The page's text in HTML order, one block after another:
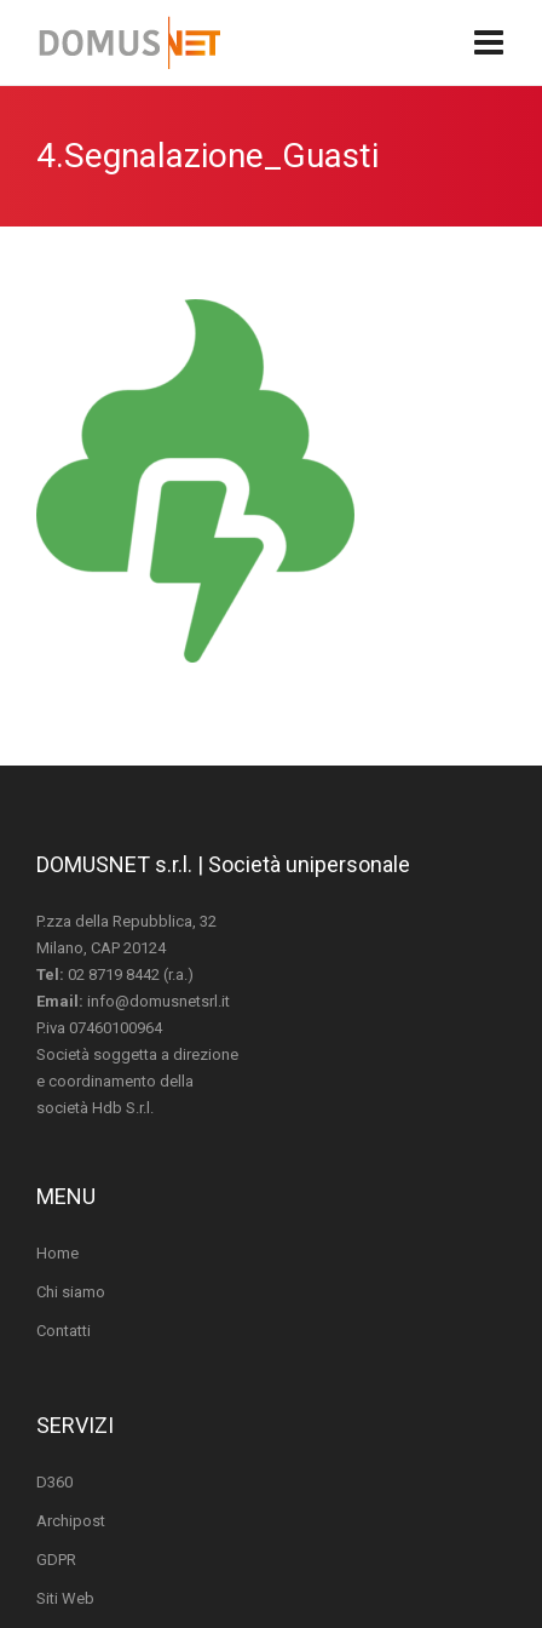
4.Segnalazione_Guasti
DOMUSNET s.r.l. | Società unipersonale
P.zza della Repubblica, 32
Milano, CAP 20124
Tel: 02 8719 8442 (r.a.)
Email: info@domusnetsrl.it
P.iva 07460100964
Società soggetta a direzione
e coordinamento della
società Hdb S.r.l.
MENU
Home
Chi siamo
Contatti
SERVIZI
D360
Archipost
GDPR
Siti Web